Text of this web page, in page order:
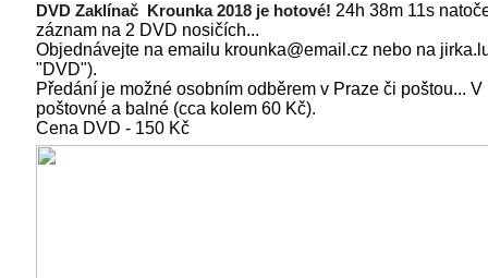
DVD Zaklínač Krounka 2018 je hotové! 24h 38m 11s
záznam na 2 DVD nosičích...
Objednávejte na emailu krounka@email.cz nebo na
"DVD").
Předání je možné osobním odběrem v Praze či poštou...
poštovné a balné (cca kolem 60 Kč).
Cena DVD - 150 Kč